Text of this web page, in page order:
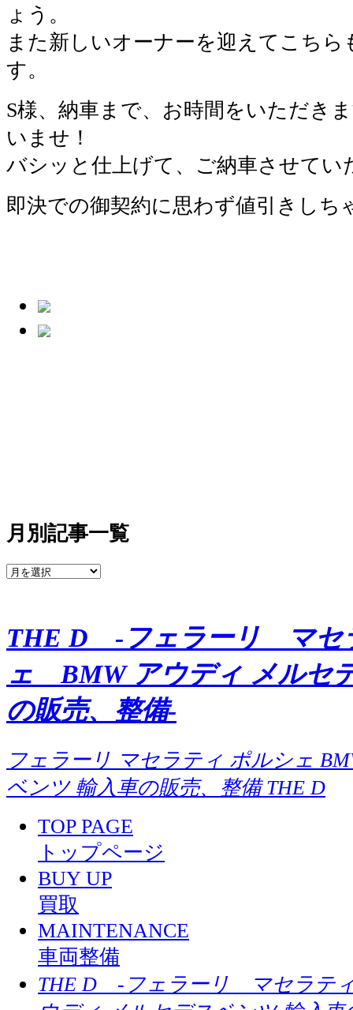
ょう。
また新しいオーナーを迎えてこち
す。
S様、納車まで、お時間をいただき
いませ！
バシッと仕上げて、ご納車させてい
即決での御契約に思わず値引きしち
月別記事一覧
THE D -フェラーリ マセ
ェ BMW アウディ メルセ
の販売、整備-
フェラーリ マセラティ ポルシェ
ベンツ 輸入車の販売、整備 THE D
TOP PAGE
トップページ
BUY UP
買取
MAINTENANCE
車両整備
THE D -フェラーリ マセラテ